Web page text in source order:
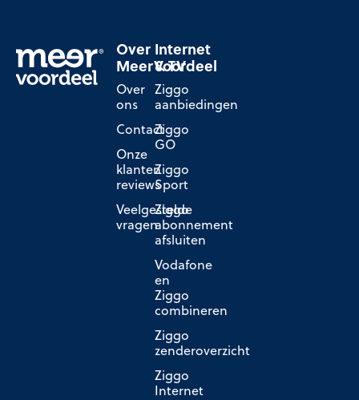
Over
MeerVoordeel
Over
ons
Contact
Onze
klanten
reviews
Veelgestelde
vragen
Internet
& TV
Ziggo
aanbiedingen
Ziggo
GO
Ziggo
Sport
Ziggo
abonnement
afsluiten
Vodafone
en
Ziggo
combineren
Ziggo
zenderoverzicht
Ziggo
Internet